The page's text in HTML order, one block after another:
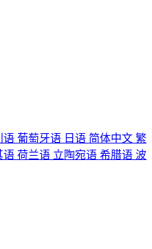
语 葡萄牙语 日语 简体中文 繁
语 荷兰语 立陶宛语 希腊语 波